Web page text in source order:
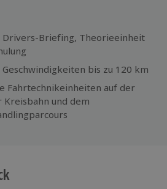
Drivers-Briefing, Theorieeinheit
bis zu 120 km
Fahrtechnikeinheiten auf der
Kreisbahn und dem